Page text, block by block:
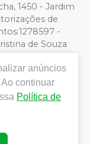
1450 - Jardim
de
-
de Souza
e Segurança -
e condições
Em caso de
é o do
atacado, por
compras
anúncios
continuar
Política de